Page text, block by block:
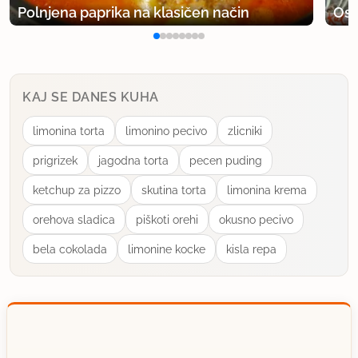
13.8.2005 ob 18:39
uporabno
TiNNcHy
član od 2005 3 sporočil
4.12.2005 ob 20:03
am....kok čokolade je treba sploh dat
Polnjena paprika na klasičen način
KAJ SE DANES KUHA
limonina torta limonino pecivo zlicniki
prigrizek jagodna torta pecen puding
ketchup za pizzo skutina torta limonina krema
orehova sladica piškoti orehi okusno pecivo
bela cokolada limonine kocke kisla repa